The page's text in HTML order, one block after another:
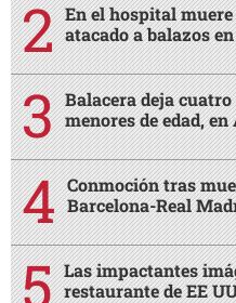
En el hospital
atacado a balazos
Balacera deja
menores de edad,
Conmoción tras
Barcelona-Real
Las impactantes
restaurante de EE